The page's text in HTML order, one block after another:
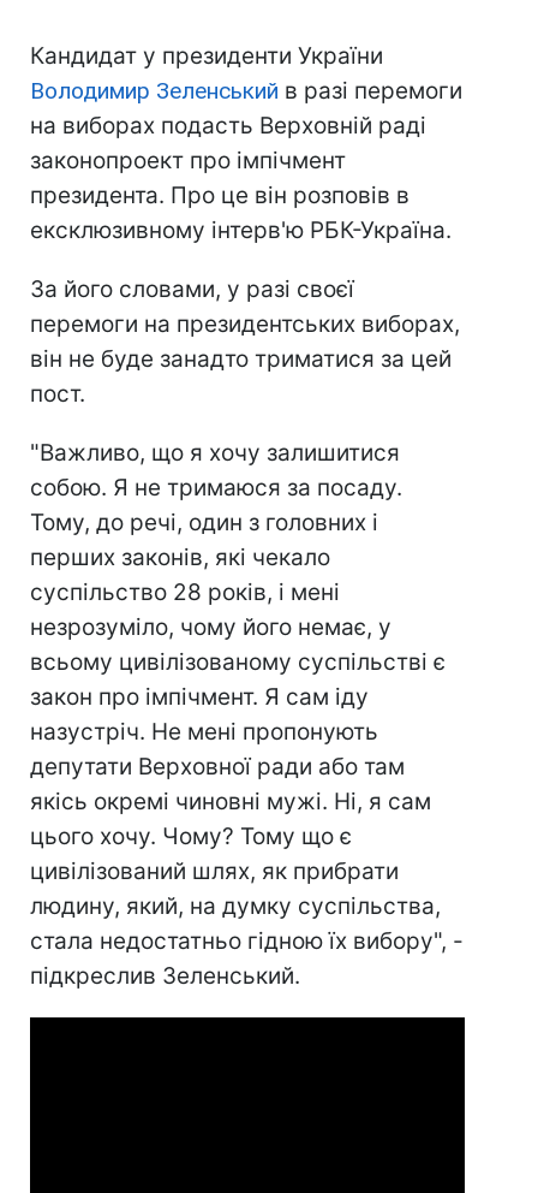
Кандидат у президенти України
Володимир Зеленський в разі перемоги
на виборах подасть Верховній раді
законопроект про імпічмент
президента. Про це він розповів в
ексклюзивному інтерв'ю РБК-Україна.
За його словами, у разі своєї
перемоги на президентських виборах,
він не буде занадто триматися за цей
пост.
"Важливо, що я хочу залишитися
собою. Я не тримаюся за посаду.
Тому, до речі, один з головних і
перших законів, які чекало
суспільство 28 років, і мені
незрозуміло, чому його немає, у
всьому цивілізованому суспільстві є
закон про імпічмент. Я сам іду
назустріч. Не мені пропонують
депутати Верховної ради або там
якісь окремі чиновні мужі. Ні, я сам
цього хочу. Чому? Тому що є
цивілізований шлях, як прибрати
людину, який, на думку суспільства,
стала недостатньо гідною їх вибору", -
підкреслив Зеленський.